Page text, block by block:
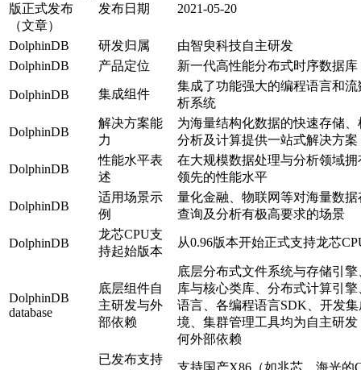
版正式发布
（文章）
发布日期 2021-05-20
DolphinDB 研发归属
由智臾科技自主研发
DolphinDB
产品定位 新一代高性能分布式时序数据库
DolphinDB 集成组件
集成了功能强大的编程语言和流
析系统
DolphinDB
解决方案能
力
为海量结构化数据的快速存储、
分析及计算提供一站式解决方案
DolphinDB
性能水平表
述
在大规模数据处理与分析领域拥
领先的性能水平
DolphinDB
适用场景示
例
量化金融、物联网等对海量数据
查询及分析有极高要求的场景
DolphinDB
龙芯CPU支
持起始版本
从0.96版本开始正式支持龙芯
DolphinDB
database
底层组件自
主研发与外
部依赖
底层分布式文件系统与存储引擎
库与核心类库、分布式计算引擎
语言、各编程语言SDK、开发
境、集群管理工具均为自主研发
何外部依赖
已发布支持
支持国产X86（如兆芯、海光的